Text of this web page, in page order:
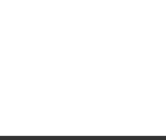
СДЭК по России